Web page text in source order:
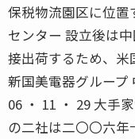
保税物流園区に位置
センター 設立後は
接出荷するため、米
新国美電器グルー
06 ・ 11 ・ 29 大手
の二社は二〇〇六